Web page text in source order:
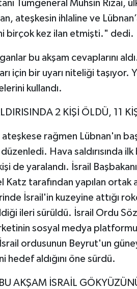
Tümgeneral Muhsin Rızai,
ateşkesin ihlaline ve
birçok kez ilan etmişti." dedi.
bu akşam cevaplarını
için bir uyarı niteliği taşıyor.
kullandı.
2 KİŞİ ÖLDÜ, 11
ateşkese rağmen Lübnan'ın
düzenledi. Hava saldırısında
de yaralandı. İsrail
Katz tarafından yapılan ortak
İsrail'in kuzeyine attığı
ileri sürüldü. İsrail Ordu
sosyal medya
ordusunun Beyrut'un
hedef aldığını öne sürdü.
AKŞAM İSRAİL